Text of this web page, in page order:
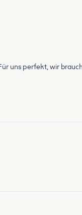
uns perfekt, wir